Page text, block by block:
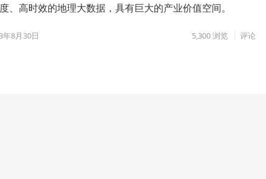
、高时效的地理大数据，具有巨大的产业价值空间。
年8月30日 5,300浏览 评论